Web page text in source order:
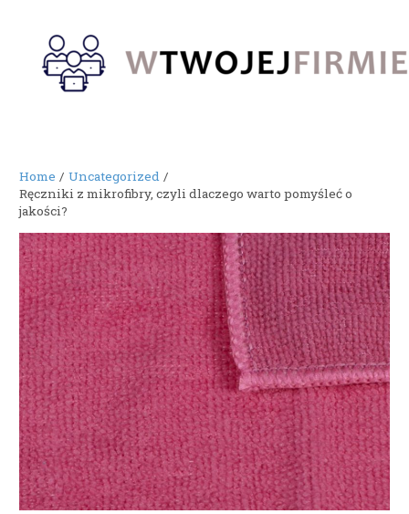
content
Home
Uncategorized
Ręczniki z mikrofibry, czyli dlaczego warto pomyśleć o
jakości?